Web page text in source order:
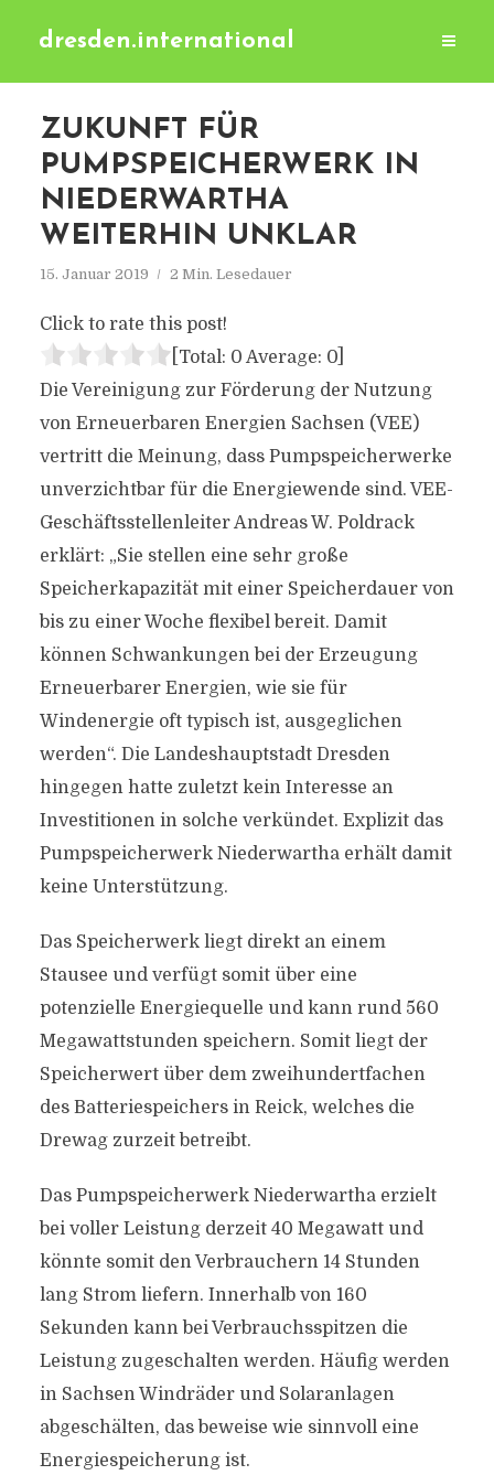
dresden.international
ZUKUNFT FÜR
PUMPSPEICHERWERK IN
NIEDERWARTHA
WEITERHIN UNKLAR
15. Januar 2019 2 Min. Lesedauer
Click to rate this post!
[Total: 0 Average: 0]
Die Vereinigung zur Förderung der Nutzung
von Erneuerbaren Energien Sachsen (VEE)
vertritt die Meinung, dass Pumpspeicherwerke
unverzichtbar für die Energiewende sind. VEE-
Geschäftsstellenleiter Andreas W. Poldrack
erklärt: „Sie stellen eine sehr große
Speicherkapazität mit einer Speicherdauer von
bis zu einer Woche flexibel bereit. Damit
können Schwankungen bei der Erzeugung
Erneuerbarer Energien, wie sie für
Windenergie oft typisch ist, ausgeglichen
werden“. Die Landeshauptstadt Dresden
hingegen hatte zuletzt kein Interesse an
Investitionen in solche verkündet. Explizit das
Pumpspeicherwerk Niederwartha erhält damit
keine Unterstützung.
Das Speicherwerk liegt direkt an einem
Stausee und verfügt somit über eine
potenzielle Energiequelle und kann rund 560
Megawattstunden speichern. Somit liegt der
Speicherwert über dem zweihundertfachen
des Batteriespeichers in Reick, welches die
Drewag zurzeit betreibt.
Das Pumpspeicherwerk Niederwartha erzielt
bei voller Leistung derzeit 40 Megawatt und
könnte somit den Verbrauchern 14 Stunden
lang Strom liefern. Innerhalb von 160
Sekunden kann bei Verbrauchsspitzen die
Leistung zugeschalten werden. Häufig werden
in Sachsen Windräder und Solaranlagen
abgeschälten, das beweise wie sinnvoll eine
Energiespeicherung ist.